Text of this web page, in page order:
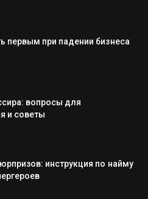
первым при падении бизнеса
вопросы для
и советы
инструкция по найму